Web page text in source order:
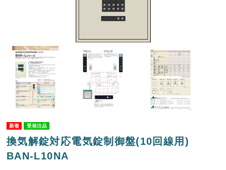
受発注品
換気解錠対応電気錠制御盤(10回線用)
BAN-L10NA